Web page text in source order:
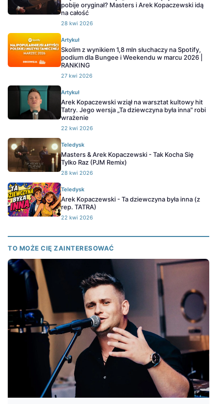
pobije oryginał? Masters i Arek Kopaczewski idą
na całość
28 kwi 2026
Artykuł
Skolim z wynikiem 1,8 mln słuchaczy na Spotify,
podium dla Bungee i Weekendu w marcu 2026 |
RANKING
27 kwi 2026
Artykuł
Arek Kopaczewski wziął na warsztat kultowy hit
Tatry. Jego wersja „Ta dziewczyna była inna" robi
wrażenie
22 kwi 2026
Teledysk
Masters & Arek Kopaczewski - Tak Kocha Się
Tylko Raz (PJM Remix)
28 kwi 2026
Teledysk
Arek Kopaczewski - Ta dziewczyna była inna (z
rep. TATRA)
22 kwi 2026
TO MOŻE CIĘ ZAINTERESOWAĆ